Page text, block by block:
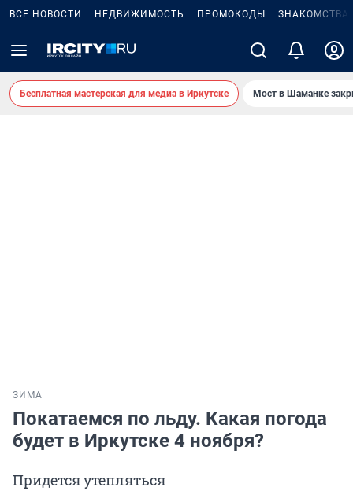
ВСЕ НОВОСТИ НЕДВИЖИМОСТЬ ПРОМОКОДЫ ЗНАКОМСТВА
Бесплатная мастерская для медиа в Иркутске Мост в Шаманке
ЗИМА
Покатаемся по льду. Какая погода
будет в Иркутске 4 ноября?
Придется утепляться